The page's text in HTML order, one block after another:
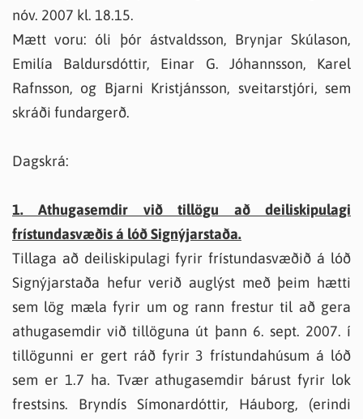
nóv. 2007 kl. 18.15.
Mætt voru: óli þór ástvaldsson, Brynjar Skúlason,
Emilía Baldursdóttir, Einar G. Jóhannsson, Karel
Rafnsson, og Bjarni Kristjánsson, sveitarstjóri, sem
skráði fundargerð.
Dagskrá:
1. Athugasemdir við tillögu að deiliskipulagi
frístundasvæðis á lóð Signýjarstaða.
Tillaga að deiliskipulagi fyrir frístundasvæðið á lóð
Signýjarstaða hefur verið auglýst með þeim hætti
sem lög mæla fyrir um og rann frestur til að gera
athugasemdir við tillöguna út þann 6. sept. 2007. í
tillögunni er gert ráð fyrir 3 frístundahúsum á lóð
sem er 1.7 ha. Tvær athugasemdir bárust fyrir lok
frestsins. Bryndís Símonardóttir, Háuborg, (erindi